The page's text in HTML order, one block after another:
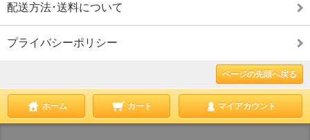
配送方法･送料について
プライバシーポリシー
ページの先頭へ戻る
ホーム カート マイアカウント